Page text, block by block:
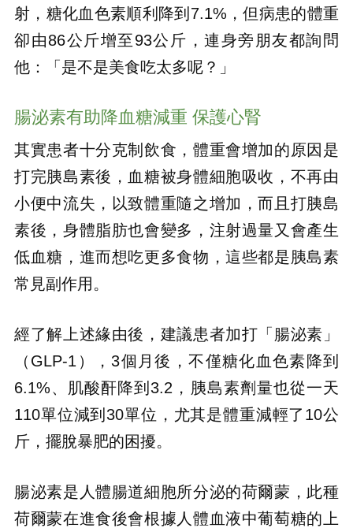
射，糖化血色素順利降到7.1%，但病患的體重
卻由86公斤增至93公斤，連身旁朋友都詢問
他：「是不是美食吃太多呢？」
腸泌素有助降血糖減重 保護心腎
其實患者十分克制飲食，體重會增加的原因是
打完胰島素後，血糖被身體細胞吸收，不再由
小便中流失，以致體重隨之增加，而且打胰島
素後，身體脂肪也會變多，注射過量又會產生
低血糖，進而想吃更多食物，這些都是胰島素
常見副作用。
經了解上述緣由後，建議患者加打「腸泌素」
（GLP-1），3個月後，不僅糖化血色素降到
6.1%、肌酸酐降到3.2，胰島素劑量也從一天
110單位減到30單位，尤其是體重減輕了10公
斤，擺脫暴肥的困擾。
腸泌素是人體腸道細胞所分泌的荷爾蒙，此種
荷爾蒙在進食後會根據人體血液中葡萄糖的上